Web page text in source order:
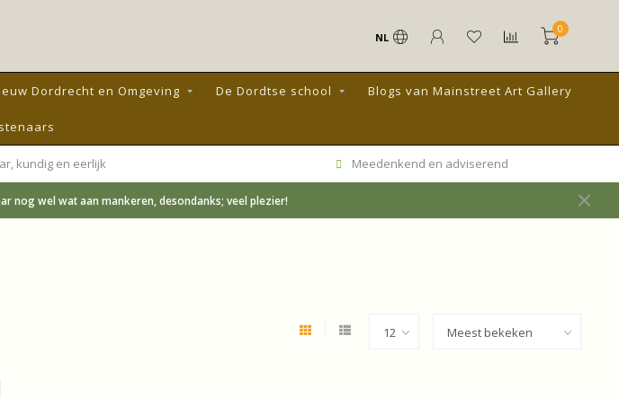
NL
0
Dordrecht en Omgeving De Dordtse school Blogs van Mainstreet Art Gallery
kundig en eerlijk Meedenkend en adviserend
nog wel wat aan mankeren, desondanks; veel plezier!